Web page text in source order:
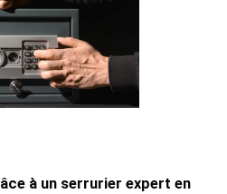
à un serrurier expert en